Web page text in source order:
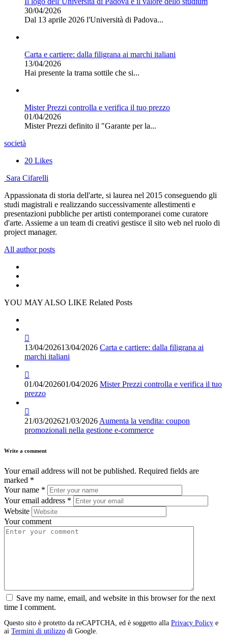
30/04/2026
Dal 13 aprile 2026 l'Università di Padova...
Carta e cartiere: dalla filigrana ai marchi italiani
13/04/2026
Hai presente la trama sottile che si...
Mister Prezzi controlla e verifica il tuo prezzo
01/04/2026
Mister Prezzi definito il "Garante per la...
società
20 Likes
Sara Cifarelli
Appassionata di storia dell'arte, si laurea nel 2015 conseguendo gli
studi magistrali e realizzando successivamente allestimenti e
presentazioni pubbliche per artisti contemporanei come curatore
d'arte. Assieme a un team di creativi gestisce il sito web nel ruolo di
project manager.
All author posts
YOU MAY ALSO LIKE Related Posts
13/04/202613/04/2026 Carta e cartiere: dalla filigrana ai
marchi italiani
01/04/202601/04/2026 Mister Prezzi controlla e verifica il tuo
prezzo
21/03/202621/03/2026 Aumenta la vendita: coupon
promozionali nella gestione e-commerce
Write a comment
Your email address will not be published. Required fields are
marked *
Your name *
Your email address *
Website
Your comment
Save my name, email, and website in this browser for the next
time I comment.
Questo sito è protetto da reCAPTCHA, ed è soggetto alla Privacy Policy e
ai Termini di utilizzo di Google.